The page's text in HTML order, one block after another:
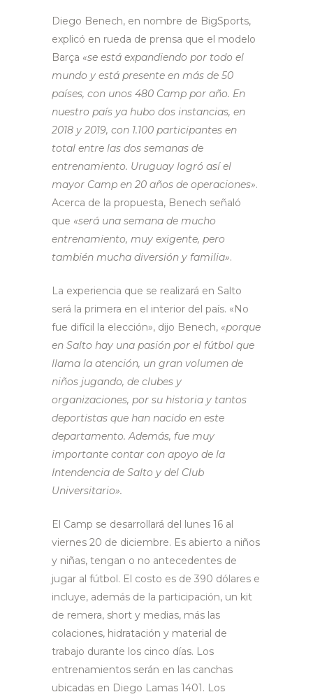
Diego Benech, en nombre de BigSports,
explicó en rueda de prensa que el modelo
Barça «se está expandiendo por todo el
mundo y está presente en más de 50
países, con unos 480 Camp por año. En
nuestro país ya hubo dos instancias, en
2018 y 2019, con 1.100 participantes en
total entre las dos semanas de
entrenamiento. Uruguay logró así el
mayor Camp en 20 años de operaciones».
Acerca de la propuesta, Benech señaló
que «será una semana de mucho
entrenamiento, muy exigente, pero
también mucha diversión y familia».
La experiencia que se realizará en Salto
será la primera en el interior del país. «No
fue difícil la elección», dijo Benech, «porque
en Salto hay una pasión por el fútbol que
llama la atención, un gran volumen de
niños jugando, de clubes y
organizaciones, por su historia y tantos
deportistas que han nacido en este
departamento. Además, fue muy
importante contar con apoyo de la
Intendencia de Salto y del Club
Universitario».
El Camp se desarrollará del lunes 16 al
viernes 20 de diciembre. Es abierto a niños
y niñas, tengan o no antecedentes de
jugar al fútbol. El costo es de 390 dólares e
incluye, además de la participación, un kit
de remera, short y medias, más las
colaciones, hidratación y material de
trabajo durante los cinco días. Los
entrenamientos serán en las canchas
ubicadas en Diego Lamas 1401. Los